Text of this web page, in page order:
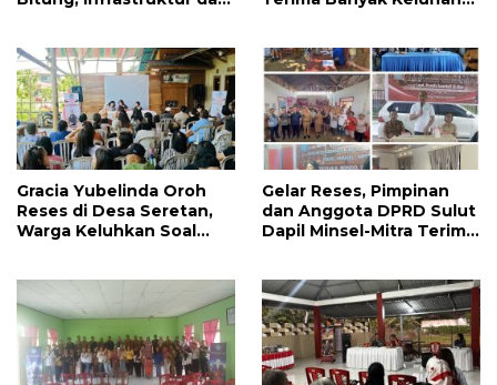
Warga
Gracia Yubelinda Oroh
Reses di Desa Seretan,
Warga Keluhkan Soal
Gelar Reses, Pimpinan
dan Anggota DPRD Sulut
Dapil Minsel-Mitra Terima